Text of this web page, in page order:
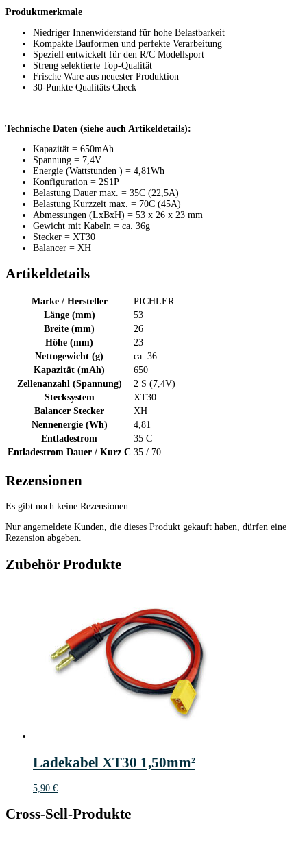
Produktmerkmale
Niedriger Innenwiderstand für hohe Belastbarkeit
Kompakte Bauformen und perfekte Verarbeitung
Speziell entwickelt für den R/C Modellsport
Streng selektierte Top-Qualität
Frische Ware aus neuester Produktion
30-Punkte Qualitäts Check
Technische Daten (siehe auch Artikeldetails):
Kapazität = 650mAh
Spannung = 7,4V
Energie (Wattstunden ) = 4,81Wh
Konfiguration = 2S1P
Belastung Dauer max. = 35C (22,5A)
Belastung Kurzzeit max. = 70C (45A)
Abmessungen (LxBxH) = 53 x 26 x 23 mm
Gewicht mit Kabeln = ca. 36g
Stecker = XT30
Balancer = XH
Artikeldetails
Marke / Hersteller
PICHLER
Länge (mm)
53
Breite (mm)
26
Höhe (mm)
23
Nettogewicht (g)
ca. 36
Kapazität (mAh)
650
Zellenanzahl (Spannung)
2 S (7,4V)
Stecksystem
XT30
Balancer Stecker
XH
Nennenergie (Wh)
4,81
Entladestrom
35 C
Entladestrom Dauer / Kurz C 35 / 70
Rezensionen
Es gibt noch keine Rezensionen.
Nur angemeldete Kunden, die dieses Produkt gekauft haben, dürfen eine
Rezension abgeben.
Zubehör Produkte
Ladekabel XT30 1,50mm²
5,90 €
Cross-Sell-Produkte